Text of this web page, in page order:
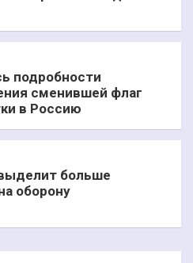
подробности
сменившей флаг
в Россию
больше
оборону